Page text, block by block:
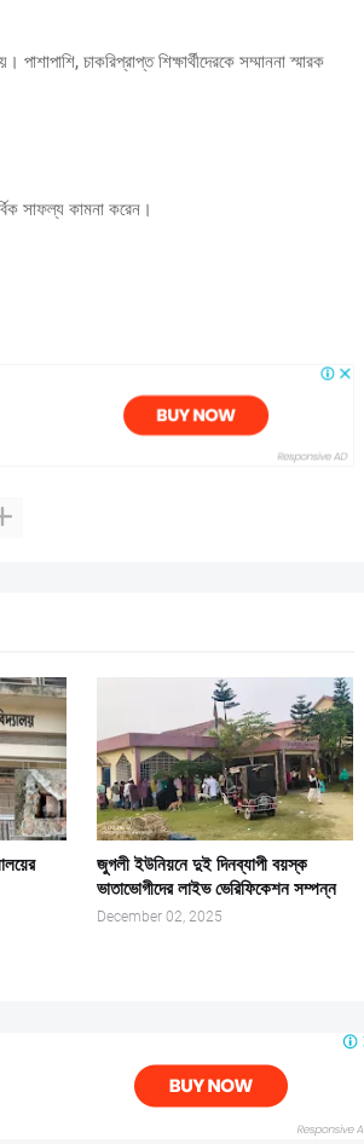
চাকরিপ্রাপ্ত শিক্ষার্থীদেরকে সম্মাননা স্মারক
সাফল্য কামনা করেন।
জুগলী ইউনিয়নে দুই দিনব্যাপী বয়স্ক
ভাতাভোগীদের লাইভ ভেরিফিকেশন সম্পন্ন
December 02, 2025